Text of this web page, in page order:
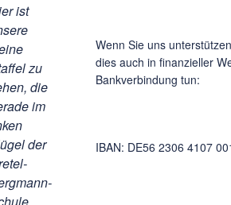
ist
zu
die
im
der
Wenn Sie uns
dies auch in finanzieller
Bankverbindung tun:
IBAN: DE56 2306 4107